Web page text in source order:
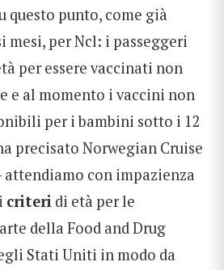
questo punto, come già
mesi, per Ncl: i passeggeri
per essere vaccinati non
e al momento i vaccini non
per i bambini sotto i 12
precisato Norwegian Cruise
attendiamo con impazienza
criteri di età per le
della Food and Drug
Stati Uniti in modo da